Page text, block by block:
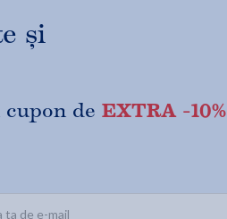
și
de EXTRA -10%